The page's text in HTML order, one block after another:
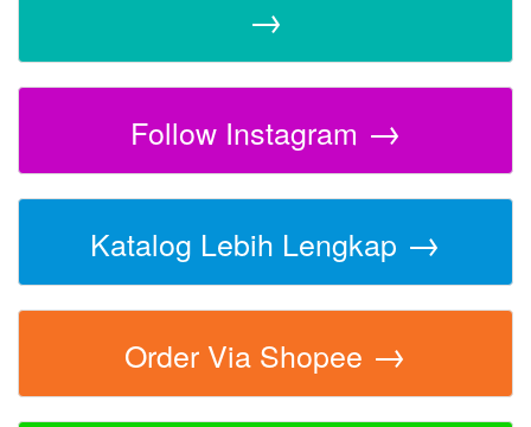
→
Follow Instagram →
Katalog Lebih Lengkap →
Order Via Shopee →